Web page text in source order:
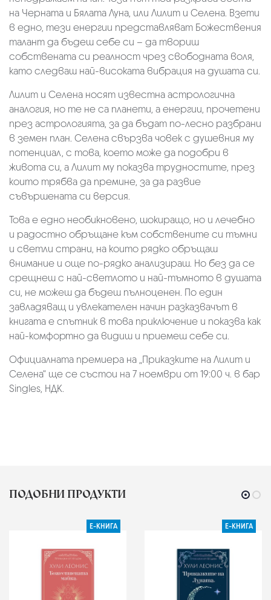
на Черната и Бялата Луна, или Лилит и Селена. Взети
в едно, тези енергии представляват Божествения
талант да бъдеш себе си – да твориш
собствената си реалност чрез свободната воля,
като следваш най-високата вибрация на душата си.
Лилит и Селена носят известна астрологична
аналогия, но те не са планети, а енергии, прочетени
през астрологията, за да бъдат по-лесно разбрани
в земен план. Селена свързва човек с душевния му
потенциал, с това, което може да подобри в
живота си, а Лилит му показва трудностите, през
които трябва да премине, за да развие
съвършената си версия.
Това е едно необикновено, шокиращо, но и лечебно
и радостно обръщане към собствените си тъмни
и светли страни, на които рядко обръщаш
внимание и още по-рядко анализираш. Но без да се
срещнеш с най-светлото и най-тъмното в душата
си, не можеш да бъдеш пълноценен. По един
завладяващ и увлекателен начин разказвачът в
книгата е спътник в това приключение и показва как
най-комфортно да видиш и приемеш себе си.
Официалната премиера на „Приказките на Лилит и
Селена“ ще се състои на 7 ноември от 19:00 ч. в бар
Singles, НДК.
ПОДОБНИ ПРОДУКТИ
Е-КНИГА Е-КНИГА